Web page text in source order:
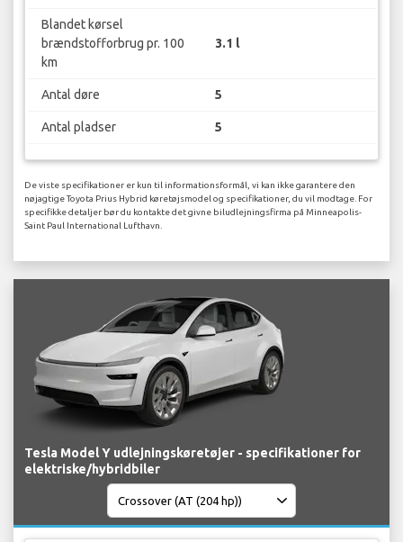
Blandet kørsel
brændstofforbrug pr. 100
km
3.1 l
Antal døre 5
Antal pladser 5
De viste specifikationer er kun til informationsformål, vi kan ikke garantere den
nøjagtige Toyota Prius Hybrid køretøjsmodel og specifikationer, du vil modtage. For
specifikke detaljer bør du kontakte det givne biludlejningsfirma på Minneapolis-
Saint Paul International Lufthavn.
Tesla Model Y udlejningskøretøjer - specifikationer for
elektriske/hybridbiler